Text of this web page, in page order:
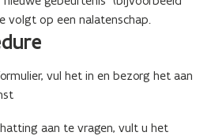
volgt op een nalatenschap.
vul het in en bezorg het aan
aan te vragen, vult u het